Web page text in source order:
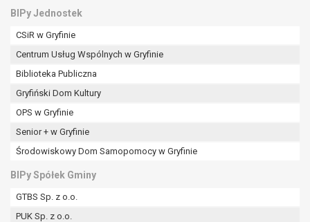
BIPy Jednostek
CSiR w Gryfinie
Centrum Usług Wspólnych w Gryfinie
Biblioteka Publiczna
Gryfiński Dom Kultury
OPS w Gryfinie
Senior + w Gryfinie
Środowiskowy Dom Samopomocy w Gryfinie
BIPy Spółek Gminy
GTBS Sp. z o.o.
PUK Sp. z o.o.